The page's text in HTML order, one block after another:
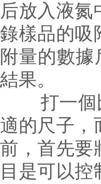
后放入液
錄樣品的吸
附量的數
結果。
打一個
適的尺子，
前，首先要
目是可以